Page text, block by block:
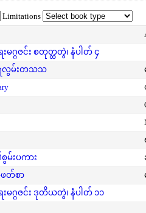
Limitations
မဂ္ဂဇင်း စတုတ္ထတွဲ၊ နံပါတ် ၄
လွမ်းတသသ
မ်းပကား
တ်စာ
မဂ္ဂဇင်း ဒုတိယတွဲ၊ နံပါတ် ၁၁